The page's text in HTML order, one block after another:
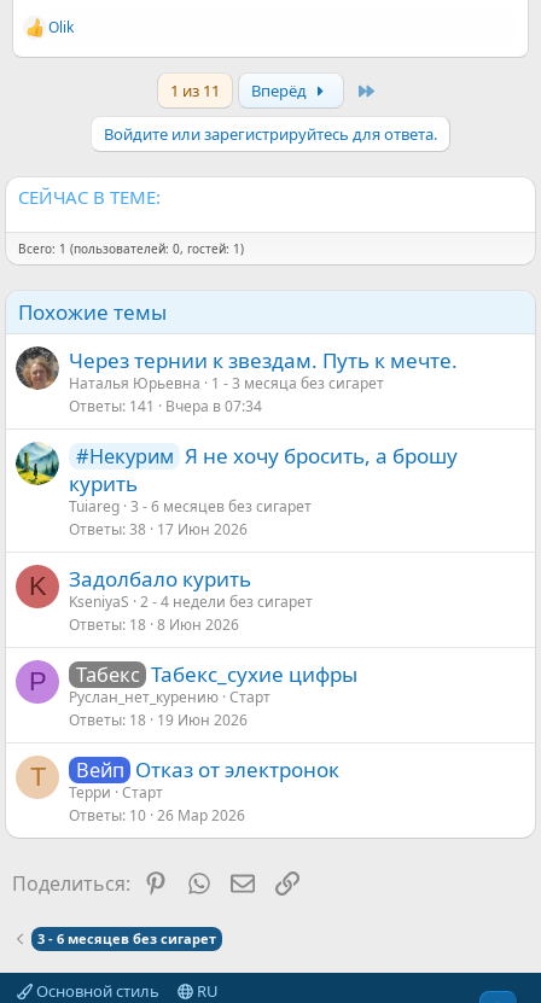
Р
е
Olik
1 из 11 Вперёд
Войдите или зарегистрируйтесь для ответа.
СЕЙЧАС В ТЕМЕ:
Всего: 1 (пользователей: 0, гостей: 1)
Похожие темы
Через тернии к звездам. Путь к мечте.
Наталья Юрьевна
1 - 3 месяца без сигарет
Ответы 141 Вчера в 07:34
#Некурим Я не хочу бросить, а брошу
курить
Tuiareg 3 - 6 месяцев без сигарет
Ответы 38 17 Июн 2026
K Задолбало курить
KseniyaS 2 - 4 недели без сигарет
Ответы 18 8 Июн 2026
Р Табекс Табекс_сухие цифры
Руслан_нет_курению Старт
Ответы 18 19 Июн 2026
Т Вейп Отказ от электронок
Терри Старт
Ответы 10 26 Мар 2026
Поделиться: Pinterest
WhatsAppЭлектронная почта
Ссылка
3 - 6 месяцев без сигарет
Основной стиль RU